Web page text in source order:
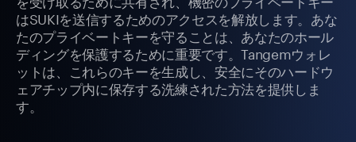
はSUKIを送信するためのアクセスを解放します。あな
たのプライベートキーを守ることは、あなたのホール
ディングを保護するために重要です。Tangemウォレ
ットは、これらのキーを生成し、安全にそのハードウ
ェアチップ内に保存する洗練された方法を提供しま
す。